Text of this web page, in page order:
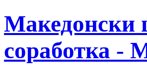
Македонски
соработка